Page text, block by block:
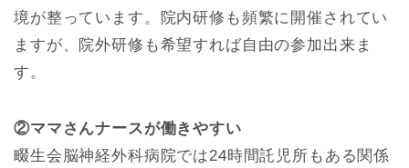
境が整っています。院内研修も頻繁に開催されてい
ますが、院外研修も希望すれば自由の参加出来ま
す。
②ママさんナースが働きやすい
畷生会脳神経外科病院では24時間託児所もある関係